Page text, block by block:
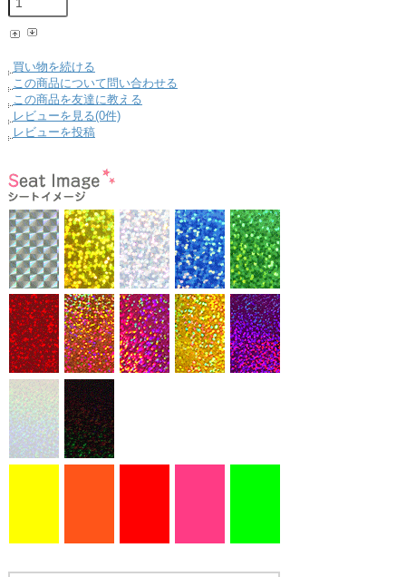
買い物を続ける
この商品について問い合わせる
この商品を友達に教える
レビューを見る(0件)
レビューを投稿